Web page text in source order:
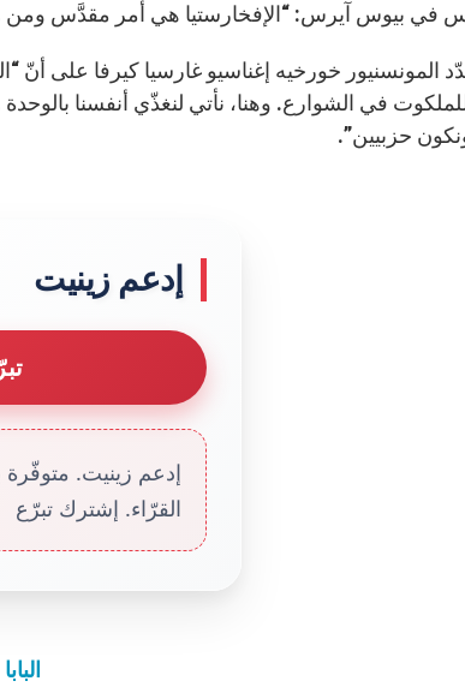
في بيوس آيرس: “الإفخارستيا هي أمر مقدَّس ومن
المونسنيور خورخيه إغناسيو غارسيا كيرفا على أنّ
في الشوارع. وهنا، نأتي لنغذّي أنفسنا
حزبيين”.
إدعم زينيت
إدعم زينيت.
القرّاء. إشترك تبرّع